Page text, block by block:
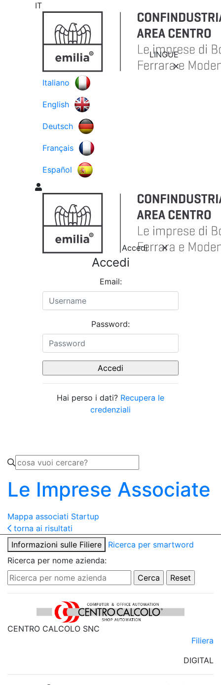
IT
LINGUE
Italiano
English
Deutsch
Français
Español
Accedi
Accedi
Email:
Password:
Hai perso i dati? Recupera le
credenziali
Le Imprese Associate
Mappa associati Startup
torna ai risultati
Informazioni sulle Filiere
Ricerca per smartword
Ricerca per nome azienda:
CENTRO CALCOLO SNC
Filiera
DIGITAL